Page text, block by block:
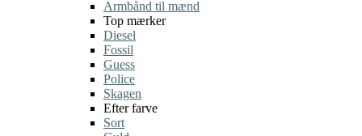
Armbånd til mænd
Top mærker
Diesel
Fossil
Guess
Police
Skagen
Efter farve
Sort